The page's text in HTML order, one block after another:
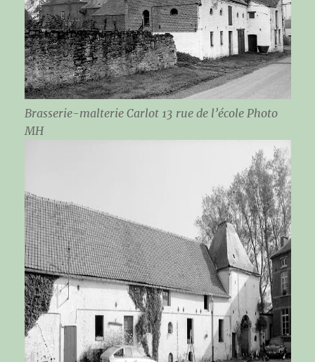
Brasserie-malterie Carlot 13 rue de l’école Photo
MH